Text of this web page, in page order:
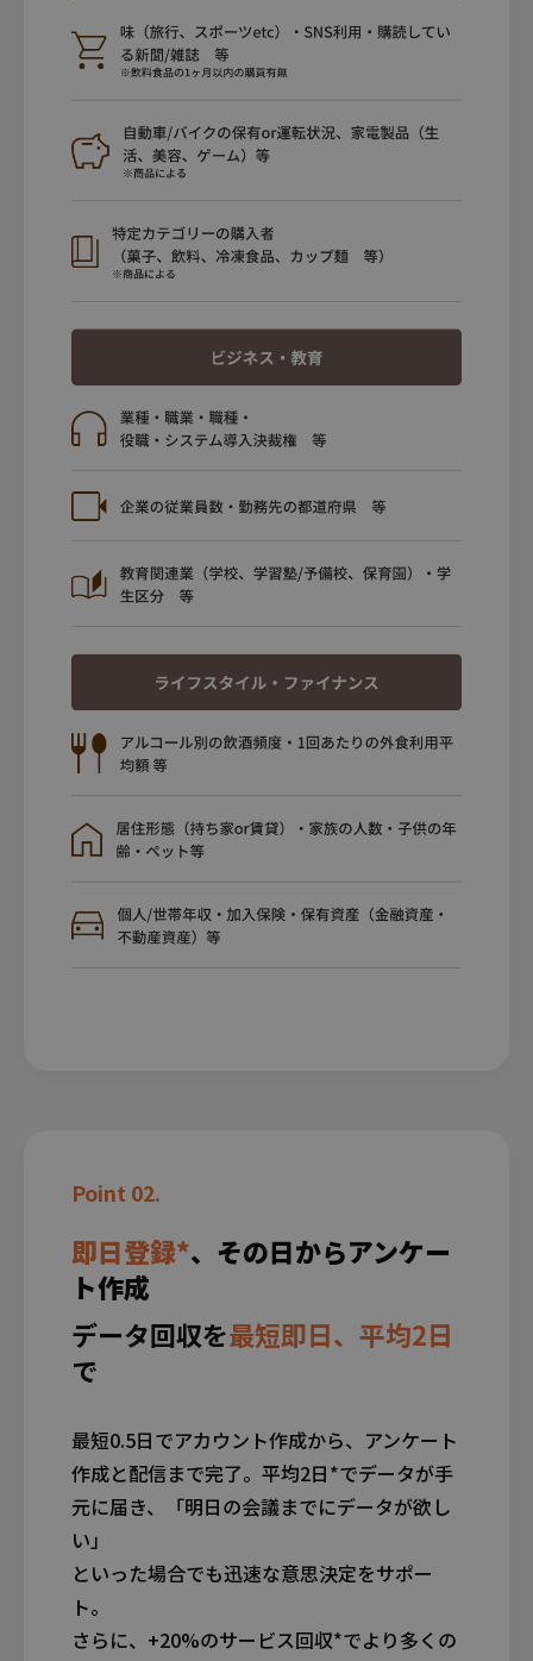
Point 02.
即日登録*、その日からアンケー
ト作成
データ回収を最短即日、平均2日
で
最短0.5日でアカウント作成から、アンケート
作成と配信まで完了。平均2日*でデータが手
元に届き、「明日の会議までにデータが欲し
い」
といった場合でも迅速な意思決定をサポー
ト。
さらに、+20%のサービス回収*でより多くの